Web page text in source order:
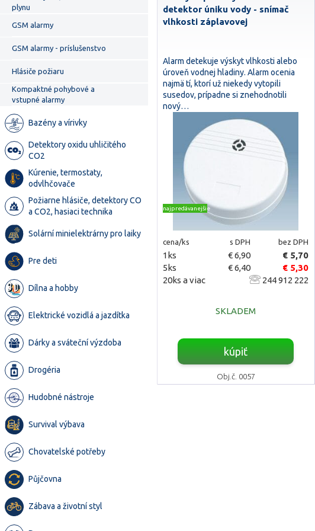
plynu
GSM alarmy
GSM alarmy - príslušenstvo
Hlásiče požiaru
Kompaktné pohybové a
vstupné alarmy
Bazény a vírivky
Detektory oxidu uhličitého
CO2
Kúrenie, termostaty,
odvlhčovače
Požiarne hlásiče, detektory CO
a CO2, hasiaci technika
Solární minielektrárny pro laiky
Pre deti
Dílna a hobby
Elektrické vozidlá a jazdítka
Dárky a sváteční výzdoba
Drogéria
Hudobné nástroje
Survival výbava
Chovatelské potřeby
Půjčovna
Zábava a životní styl
detektor úniku vody - snímač
vlhkosti záplavovej
Alarm detekuje výskyt vlhkosti alebo
úroveň vodnej hladiny. Alarm ocenia
najmä tí, ktorí už niekedy vytopili
susedov, prípadne si znehodnotili
nový…
najpredávanejšie
cena/ks s DPH bez DPH
1ks € 6,90
€ 5,70
5ks
€ 6,40
€ 5,30
20ks a viac
244 912 222
SKLADEM
kúpiť
Obj.č. 0057